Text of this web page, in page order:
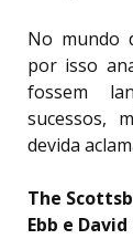
No mundo
por isso
fossem
sucessos,
devida
The
Ebb e